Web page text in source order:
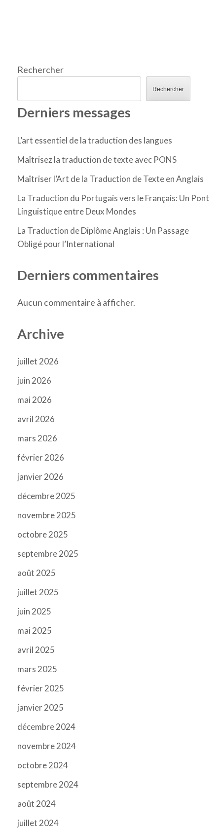
Rechercher
Rechercher
Derniers messages
L’art essentiel de la traduction des langues
Maîtrisez la traduction de texte avec PONS
Maîtriser l’Art de la Traduction de Texte en Anglais
La Traduction du Portugais vers le Français: Un Pont
Linguistique entre Deux Mondes
La Traduction de Diplôme Anglais : Un Passage
Obligé pour l’International
Derniers commentaires
Aucun commentaire à afficher.
Archive
juillet 2026
juin 2026
mai 2026
avril 2026
mars 2026
février 2026
janvier 2026
décembre 2025
novembre 2025
octobre 2025
septembre 2025
août 2025
juillet 2025
juin 2025
mai 2025
avril 2025
mars 2025
février 2025
janvier 2025
décembre 2024
novembre 2024
octobre 2024
septembre 2024
août 2024
juillet 2024